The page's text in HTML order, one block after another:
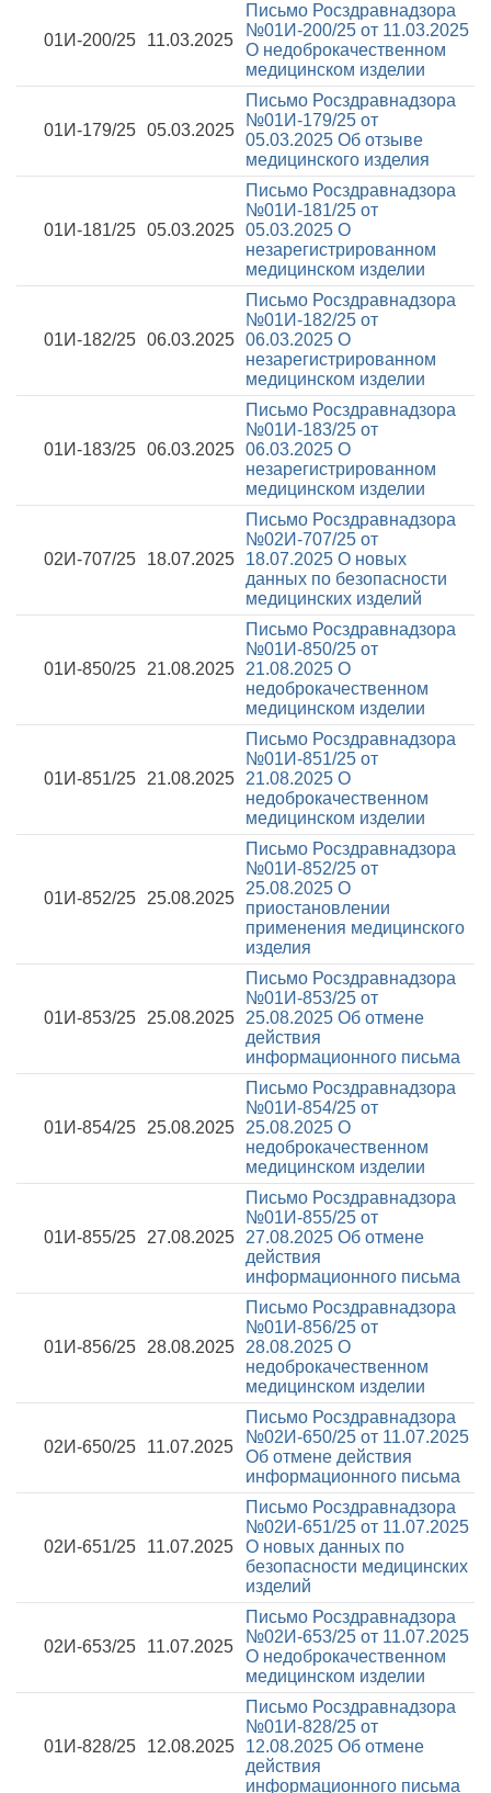
01И-200/25 11.03.2025
Письмо Росздравнадзора
№01И-200/25 от 11.03.2025
О недоброкачественном
медицинском изделии
01И-179/25 05.03.2025
Письмо Росздравнадзора
№01И-179/25 от
05.03.2025 Об отзыве
медицинского изделия
01И-181/25 05.03.2025
Письмо Росздравнадзора
№01И-181/25 от
05.03.2025 О
незарегистрированном
медицинском изделии
01И-182/25 06.03.2025
Письмо Росздравнадзора
№01И-182/25 от
06.03.2025 О
незарегистрированном
медицинском изделии
01И-183/25 06.03.2025
Письмо Росздравнадзора
№01И-183/25 от
06.03.2025 О
незарегистрированном
медицинском изделии
02И-707/25 18.07.2025
Письмо Росздравнадзора
№02И-707/25 от
18.07.2025 О новых
данных по безопасности
медицинских изделий
01И-850/25 21.08.2025
Письмо Росздравнадзора
№01И-850/25 от
21.08.2025 О
недоброкачественном
медицинском изделии
01И-851/25 21.08.2025
Письмо Росздравнадзора
№01И-851/25 от
21.08.2025 О
недоброкачественном
медицинском изделии
01И-852/25 25.08.2025
Письмо Росздравнадзора
№01И-852/25 от
25.08.2025 О
приостановлении
применения медицинского
изделия
01И-853/25 25.08.2025
Письмо Росздравнадзора
№01И-853/25 от
25.08.2025 Об отмене
действия
информационного письма
01И-854/25 25.08.2025
Письмо Росздравнадзора
№01И-854/25 от
25.08.2025 О
недоброкачественном
медицинском изделии
01И-855/25 27.08.2025
Письмо Росздравнадзора
№01И-855/25 от
27.08.2025 Об отмене
действия
информационного письма
01И-856/25 28.08.2025
Письмо Росздравнадзора
№01И-856/25 от
28.08.2025 О
недоброкачественном
медицинском изделии
02И-650/25 11.07.2025
Письмо Росздравнадзора
№02И-650/25 от 11.07.2025
Об отмене действия
информационного письма
02И-651/25 11.07.2025
Письмо Росздравнадзора
№02И-651/25 от 11.07.2025
О новых данных по
безопасности медицинских
изделий
02И-653/25 11.07.2025
Письмо Росздравнадзора
№02И-653/25 от 11.07.2025
О недоброкачественном
медицинском изделии
01И-828/25 12.08.2025
Письмо Росздравнадзора
№01И-828/25 от
12.08.2025 Об отмене
действия
информационного письма